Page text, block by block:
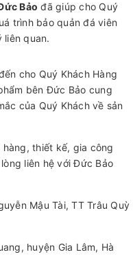
Bảo đã giúp cho Quý
trình bảo quản đá viên
liên quan.
cho Quý Khách Hàng
bên Đức Bảo cung
của Quý Khách về sản
thiết kế, gia công
liên hệ với Đức Bảo
Mậu Tài, TT Trâu Quỳ
huyện Gia Lâm, Hà